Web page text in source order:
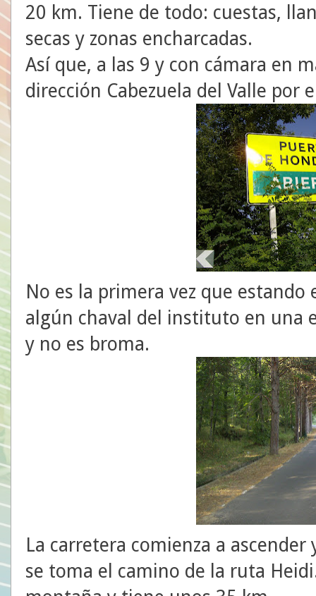
20 km. Tiene de todo: cuestas,
secas y zonas encharcadas.
Así que, a las 9 y con cámara en
dirección Cabezuela del Valle por
No es la primera vez que
algún chaval del instituto en una
y no es broma.
La carretera comienza a
se toma el camino de la ruta